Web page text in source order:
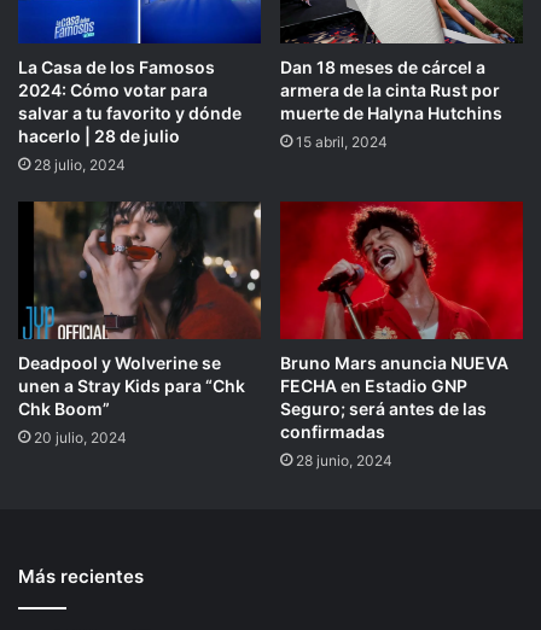
La Casa de los Famosos
2024: Cómo votar para
salvar a tu favorito y dónde
hacerlo | 28 de julio
28 julio, 2024
Dan 18 meses de cárcel a
armera de la cinta Rust por
muerte de Halyna Hutchins
15 abril, 2024
Deadpool y Wolverine se
unen a Stray Kids para “Chk
Chk Boom”
20 julio, 2024
Bruno Mars anuncia NUEVA
FECHA en Estadio GNP
Seguro; será antes de las
confirmadas
28 junio, 2024
Más recientes